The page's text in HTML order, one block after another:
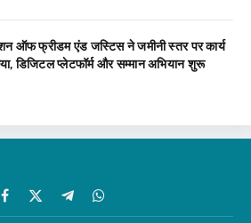
ऑफ फ्रीडम एंड जस्टिस ने जमीनी स्तर पर कार्य
डिजिटल प्लेटफॉर्म और सम्मान अभियान शुरू
Facebook
X
TelegramWhatsApp